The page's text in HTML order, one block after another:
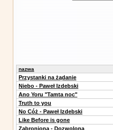
nazwa
Przystanki na żądanie
Niebo - Paweł Izdebski
Ano Yoru "Tamta noc"
Truth to you
No Cóż - Paweł Izdebski
Like Before is gone
Zabroniona - Dozwolona